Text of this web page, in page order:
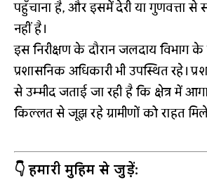
पहुँचाना है, और इसमें देरी या गुणवत्ता से
नहीं है।
इस निरीक्षण के दौरान जलदाय विभाग
प्रशासनिक अधिकारी भी उपस्थित रहे।
से उम्मीद जताई जा रही है कि क्षेत्र में
किल्लत से जूझ रहे ग्रामीणों को राहत
👇 हमारी मुहिम से जुड़ें: